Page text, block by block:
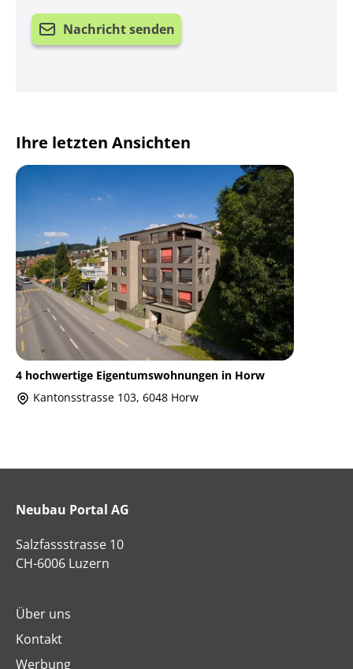
Nachricht senden
Ihre letzten Ansichten
4 hochwertige Eigentumswohnungen in Horw
Kantonsstrasse 103, 6048 Horw
Neubau Portal AG
Salzfassstrasse 10
CH-6006 Luzern
Über uns
Kontakt
Werbung